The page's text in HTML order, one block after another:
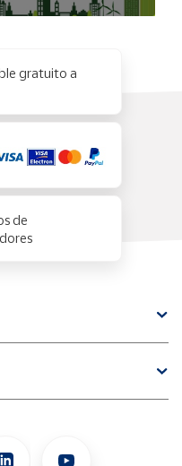
gratuito a
de